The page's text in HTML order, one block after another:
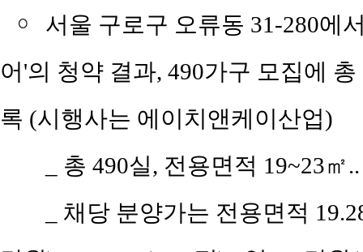
￮
서울 구로구 오류동 31-280에
어'의 청약 결과, 490가구 모집에
록 (시행사는 에이치앤케이산업)
_ 총 490실, 전용면적 19~23㎡..
_ 채당 분양가는 전용면적